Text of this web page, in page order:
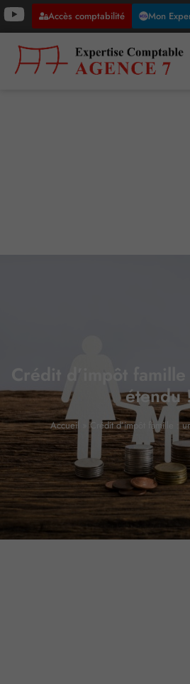
Accès comptabilité Mon
étendu
Accueil »Crédit d’impôt famille :